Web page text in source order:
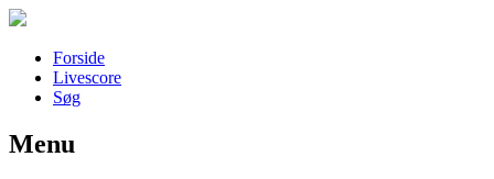
Forside
Livescore
Søg
Наши партнеры
Menu